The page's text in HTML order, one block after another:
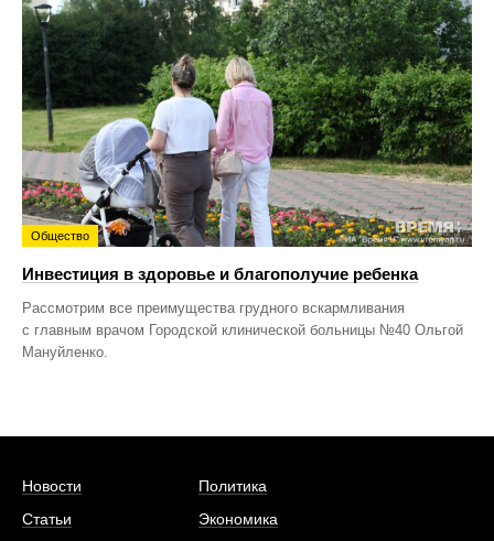
Общество
Инвестиция в здоровье и благополучие ребенка
Рассмотрим все преимущества грудного вскармливания
с главным врачом Городской клинической больницы №40 Ольгой
Мануйленко.
Новости
Статьи
Политика
Экономика